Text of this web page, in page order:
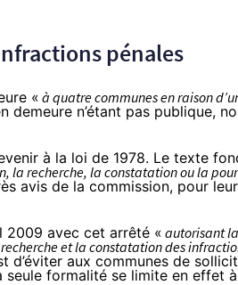
pénales
« à quatre communes en raison
demeure n’étant pas publique,
à la loi de 1978. Le texte
la recherche, la constatation ou la
avis de la commission, pour
2009 avec cet arrêté « autorisant
et la constatation des
d’éviter aux communes de
formalité se limite en effet à